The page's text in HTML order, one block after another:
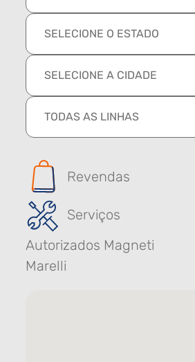
SELECIONE O ESTADO
SELECIONE A CIDADE
TODAS AS LINHAS
Revendas
Serviços
Autorizados Magneti
Marelli